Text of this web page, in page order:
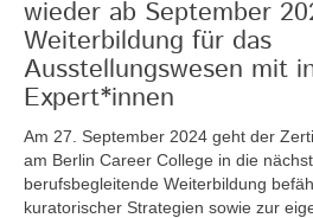
wieder ab September
Weiterbildung für das
Ausstellungswesen mit
Expert*innen
Am 27. September 2024 geht der
am Berlin Career College in die
berufsbegleitende Weiterbildung
kuratorischer Strategien sowie zur